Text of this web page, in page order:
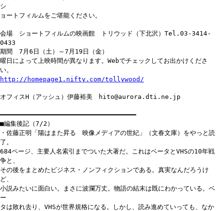
シ
ョートフィルムをご堪能ください。
会場 ショートフィルムの映画館 トリウッド（下北沢）Tel.03-3414-
0433
期間 7月6日（土）～7月19日（金）
曜日によって上映時間が異なります。Webでチェックしてお出かけくださ
い。
http://homepage1.nifty.com/tollywood/
オフィスH（アッシュ）伊藤裕美 hito@aurora.dti.ne.jp
━━━━━━━━━━━━━━━━━━━━━━━━━━━━━━━━━━━
■編集後記（7/2）
・佐藤正明「陽はまた昇る 映像メディアの世紀」（文春文庫）をやっと読
了。
684ページ、主要人名索引までついた大著だ。これはベータとVHSの10年戦
争と、
その後をまとめたビジネス・ノンフィクションである。真実なんだろうけ
ど、
小説みたいに面白い。まさに波瀾万丈。物語の結末は既にわかっている。ベ
ー
タは敗れ去り、VHSが世界規格になる。しかし、読み進めていっても、なか